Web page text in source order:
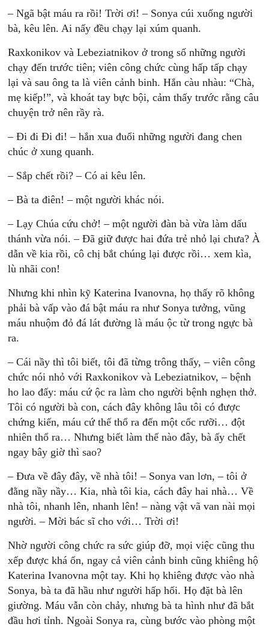
– Ngã bật máu ra rồi! Trời ơi! – Sonya cúi xuống người
bà, kêu lên. Ai nấy đều chạy lại xúm quanh.
Raxkonikov và Lebeziatnikov ở trong số những người
chạy đến trước tiên; viên công chức cùng hấp tấp chạy
lại và sau ông ta là viên cảnh binh. Hắn càu nhàu: “Chà,
mẹ kiếp!”, và khoát tay bực bội, cảm thấy trước rằng câu
chuyện trở nên rầy rà.
– Đi đi Đi đi! – hắn xua đuổi những người đang chen
chúc ở xung quanh.
– Sắp chết rồi? – Có ai kêu lên.
– Bà ta điên! – một người khác nói.
– Lạy Chúa cứu chở! – một người đàn bà vừa làm dấu
thánh vừa nói. – Đã giữ được hai đứa trẻ nhỏ lại chưa? À
dẫn về kia rồi, cô chị bắt chúng lại được rồi… xem kìa,
lù nhãi con!
Nhưng khi nhìn kỹ Katerina Ivanovna, họ thấy rõ không
phải bà vấp vào đá bật máu ra như Sonya tưởng, vũng
máu nhuộm đỏ đá lát đường là máu ộc từ trong ngực bà
ra.
– Cái nầy thì tôi biết, tôi đã từng trông thấy, – viên công
chức nói nhỏ với Raxkonikov và Lebeziatnikov, – bệnh
ho lao đấy: máu cứ ộc ra làm cho người bệnh nghẹn thở.
Tôi có người bà con, cách đây không lâu tôi có được
chứng kiến, máu cứ thế thổ ra đến một cốc rưỡi… đột
nhiên thổ ra… Nhưng biết làm thế nào đây, bà ấy chết
ngay bây giờ thì sao?
– Đưa về đây đây, về nhà tôi! – Sonya van lơn, – tôi ở
đằng nầy nầy… Kia, nhà tôi kia, cách đây hai nhà… Về
nhà tôi, nhanh lên, nhanh lên! – nàng vật vã van nài mọi
người. – Mời bác sĩ cho với… Trời ơi!
Nhờ người công chức ra sức giúp đỡ, mọi việc cũng thu
xếp được khá ổn, ngay cả viên cảnh binh cũng khiêng hộ
Katerina Ivanovna một tay. Khi họ khiêng được vào nhà
Sonya, bà ta đã hầu như người hấp hối. Họ đặt bà lên
giường. Máu vẫn còn chảy, nhưng bà ta hình như đã bắt
đầu hơi tỉnh. Ngoài Sonya ra, cùng bước vào phòng một